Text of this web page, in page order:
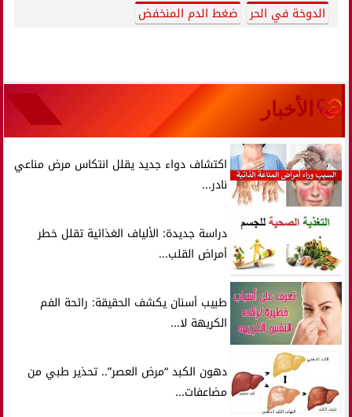
الدوخة في الحر
ضغط الدم المنخفض
الأخبار
اكتشاف دواء جديد يقلل انتكاس مرض مناعي
نادر...
دراسة جديدة: الألياف الغذائية تقلل خطر
أمراض القلب...
طبيب أسنان يكشف الحقيقة: رائحة الفم
الكريهة لا...
دهون الكبد “مرض العصر”.. تحذير طبي من
مضاعفات...